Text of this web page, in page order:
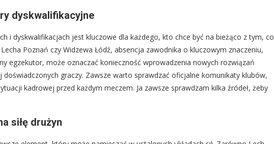
dyskwalifikacyjne
i dyskwalifikacjach jest kluczowe dla każdego, kto chce być na bieżąco z tym, co
Poznań czy Widzewa Łódź, absencja zawodnika o kluczowym znaczeniu,
egzekutor, może oznaczać konieczność wprowadzenia nowych rozwiązań
graczy. Zawsze warto sprawdzać oficjalne komunikaty klubów,
kadrowej przed każdym meczem. Ja zawsze sprawdzam kilka źródeł, żeby
siłę drużyn